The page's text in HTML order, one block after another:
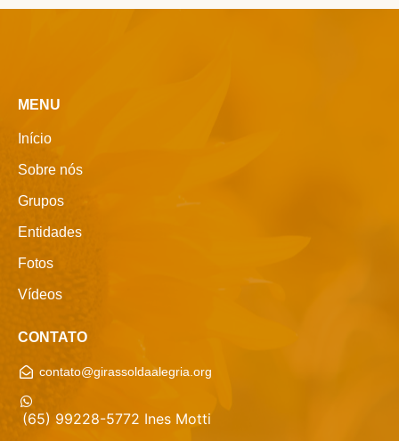
MENU
Início
Sobre nós
Grupos
Entidades
Fotos
Vídeos
CONTATO
contato@girassoldaalegria.org
(65) 99228-5772 Ines Motti